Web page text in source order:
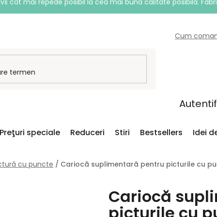
cât mai repede posibil la cea mai bună calitate posibilă.
Cum
Preţuri speciale Reduceri Stiri Bestsellers Idei
cu puncte / Cariocă suplimentară pentru picturile cu
Cariocă